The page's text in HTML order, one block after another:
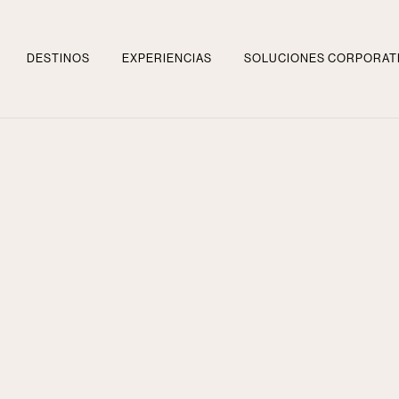
DESTINOS EXPERIENCIAS SOLUCIONES